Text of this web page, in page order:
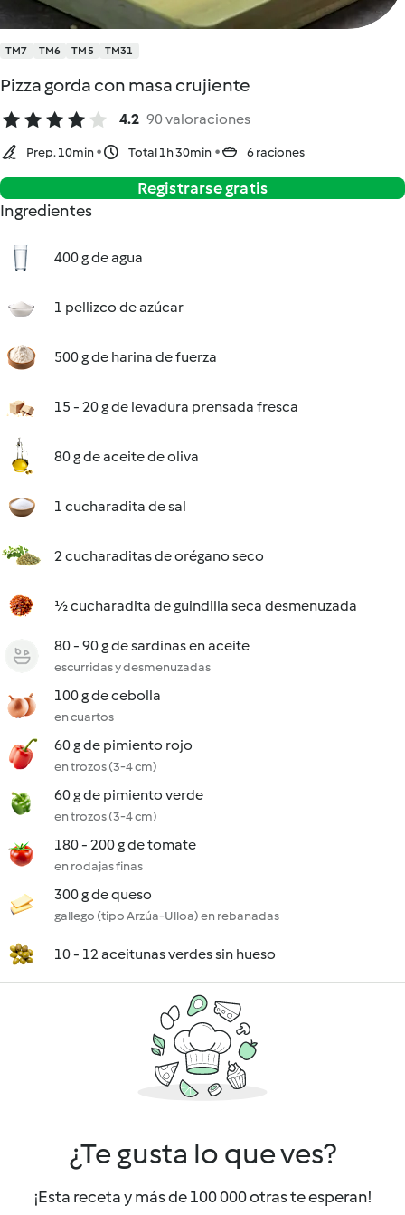
TM7 TM6 TM5 TM31
Pizza gorda con masa crujiente
4.2 90 valoraciones
Prep. 10min Total 1h 30min 6 raciones
Registrarse gratis
Ingredientes
400 g de agua
1 pellizco de azúcar
500 g de harina de fuerza
15 - 20 g de levadura prensada fresca
80 g de aceite de oliva
1 cucharadita de sal
2 cucharaditas de orégano seco
½ cucharadita de guindilla seca desmenuzada
80 - 90 g de sardinas en aceite
escurridas y desmenuzadas
100 g de cebolla
en cuartos
60 g de pimiento rojo
en trozos (3-4 cm)
60 g de pimiento verde
en trozos (3-4 cm)
180 - 200 g de tomate
en rodajas finas
300 g de queso
gallego (tipo Arzúa-Ulloa) en rebanadas
10 - 12 aceitunas verdes sin hueso
¿Te gusta lo que ves?
¡Esta receta y más de 100 000 otras te esperan!